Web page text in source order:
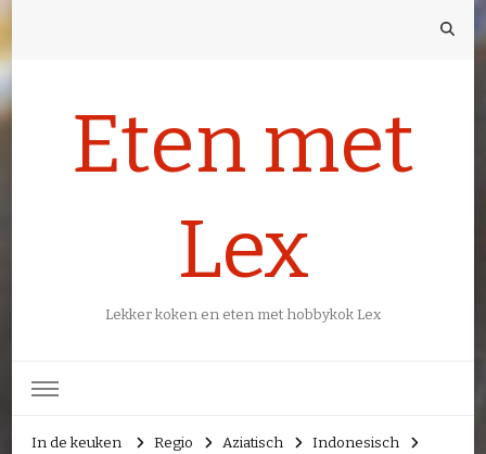
Eten met
Lex
Lekker koken en eten met hobbykok Lex
In de keuken Regio Aziatisch
Indonesisch